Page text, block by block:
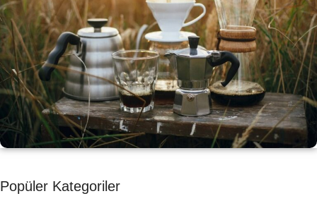
SATIŞ VE MONTAJ
Keşfet
KAHVE KEYFİ
Kahvemizi Denediniz mi ?
Popüler Kategoriler